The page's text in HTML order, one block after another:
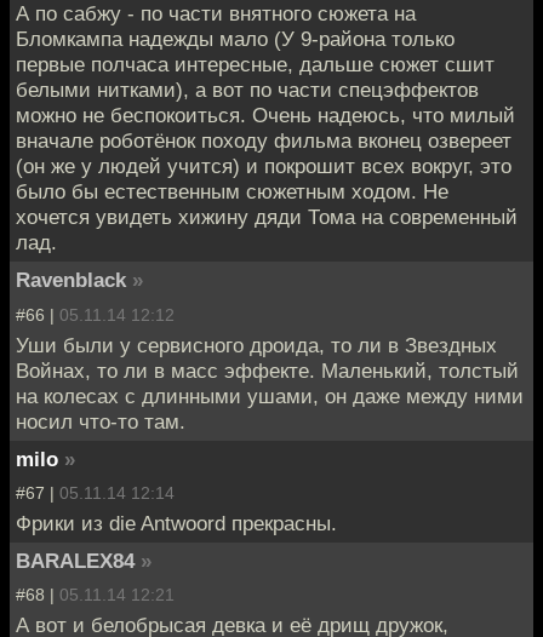
А по сабжу - по части внятного сюжета на
Бломкампа надежды мало (У 9-района только
первые полчаса интересные, дальше сюжет сшит
белыми нитками), а вот по части спецэффектов
можно не беспокоиться. Очень надеюсь, что милый
вначале роботёнок походу фильма вконец озвереет
(он же у людей учится) и покрошит всех вокруг, это
было бы естественным сюжетным ходом. Не
хочется увидеть хижину дяди Тома на современный
лад.
Ravenblack »
#66 | 05.11.14 12:12
Уши были у сервисного дроида, то ли в Звездных
Войнах, то ли в масс эффекте. Маленький, толстый
на колесах с длинными ушами, он даже между ними
носил что-то там.
milo »
#67 | 05.11.14 12:14
Фрики из die Antwoord прекрасны.
BARALEX84 »
#68 | 05.11.14 12:21
А вот и белобрысая девка и её дрищ дружок,